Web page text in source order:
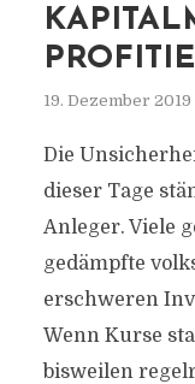
19. Dezember 2019
Die
dieser Tage
Anleger. Viele
gedämpfte
erschweren
Wenn Kurse
bisweilen